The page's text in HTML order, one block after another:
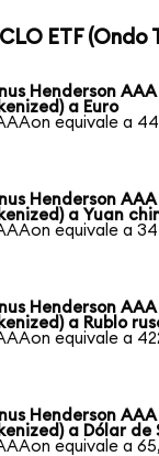
ETF (Ondo
Henderson AAA
a Euro
equivale a
Henderson AAA
a Yuan
equivale a
Henderson AAA
a Rublo
equivale a
Henderson AAA
a Dólar de
equivale a